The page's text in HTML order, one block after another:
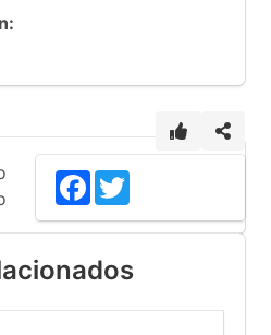
Facebook